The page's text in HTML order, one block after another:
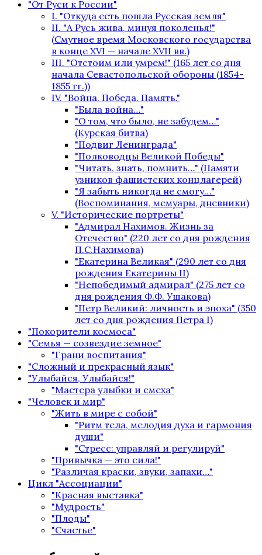
"От Руси к России"
I. "Откуда есть пошла Русская земля"
II. "А Русь жива, минуя поколенья!"
(Смутное время Московского государства
в конце XVI — начале XVII вв.)
III. "Отстоим или умрем!" (165 лет со дня
начала Севастопольской обороны (1854-
1855 гг.))
IV. "Война. Победа. Память."
"Была война…"
"О том, что было, не забудем…"
(Курская битва)
"Подвиг Ленинграда"
"Полководцы Великой Победы"
"Читать, знать, помнить…" (Памяти
узников фашистских концлагерей)
"Я забыть никогда не смогу…"
(Воспоминания, мемуары, дневники)
V. "Исторические портреты"
"Адмирал Нахимов. Жизнь за
Отечество" (220 лет со дня рождения
П.С.Нахимова)
"Екатерина Великая" (290 лет со дня
рождения Екатерины II)
"Непобедимый адмирал" (275 лет со
дня рождения Ф.Ф. Ушакова)
"Петр Великий: личность и эпоха" (350
лет со дня рождения Петра I)
"Покорители космоса"
"Семья — созвездие земное"
"Грани воспитания"
"Сложный и прекрасный язык"
"Улыбайся, Улыбайся!"
"Мастера улыбки и смеха"
"Человек и мир"
"Жить в мире с собой"
"Ритм тела, мелодия духа и гармония
души"
"Стресс: управляй и регулируй"
"Привычка — это сила!"
"Различая краски, звуки, запахи…"
Цикл "Ассоциации"
"Красная выставка"
"Мудрость"
"Плоды"
"Счастье"